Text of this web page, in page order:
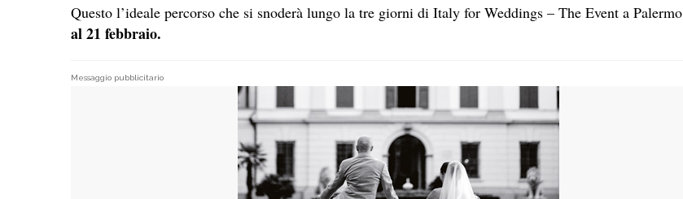
Questo l’ideale percorso che si snoderà lungo la tre giorni di Italy for Weddings – The Event a Palermo
al 21 febbraio.
Messaggio pubblicitario